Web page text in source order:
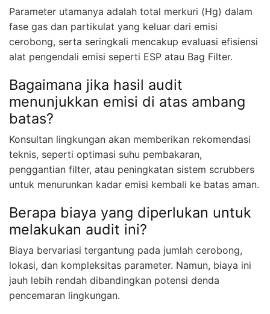
Parameter utamanya adalah total merkuri (Hg) dalam
fase gas dan partikulat yang keluar dari emisi
cerobong, serta seringkali mencakup evaluasi efisiensi
alat pengendali emisi seperti ESP atau Bag Filter.
Bagaimana jika hasil audit
menunjukkan emisi di atas ambang
batas?
Konsultan lingkungan akan memberikan rekomendasi
teknis, seperti optimasi suhu pembakaran,
penggantian filter, atau peningkatan sistem scrubbers
untuk menurunkan kadar emisi kembali ke batas aman.
Berapa biaya yang diperlukan untuk
melakukan audit ini?
Biaya bervariasi tergantung pada jumlah cerobong,
lokasi, dan kompleksitas parameter. Namun, biaya ini
jauh lebih rendah dibandingkan potensi denda
pencemaran lingkungan.